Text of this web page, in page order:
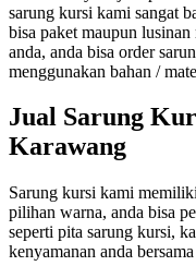
sarung kursi kami sangat
bisa paket maupun
anda, anda bisa order
menggunakan bahan /
Jual Sarung
Karawang
Sarung kursi kami
pilihan warna, anda bisa
seperti pita sarung kursi,
kenyamanan anda